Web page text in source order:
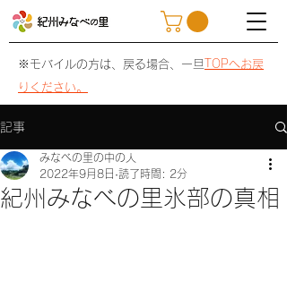
※モバイルの方は、戻る場合、一旦
TOPへお戻
りください。
記事
紀州みなべの里氷部の真相
みなべの里の中の人
2022年9月8日 読了時間: 2分